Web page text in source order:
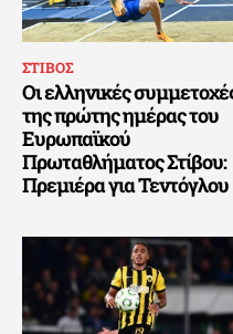
ΣΤΙΒΟΣ
Οι ελληνικές
της πρώτης ημέρας του
Ευρωπαϊκού
Πρωταθλήματος Στίβου:
Πρεμιέρα για Τεντόγλου